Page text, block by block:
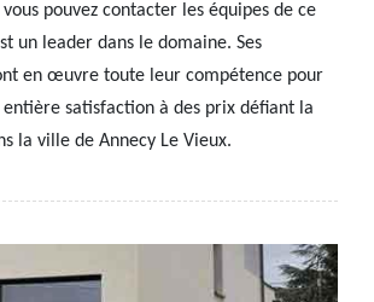
pouvez contacter les équipes de ce
un leader dans le domaine. Ses
en œuvre toute leur compétence pour
entière satisfaction à des prix défiant la
la ville de Annecy Le Vieux.